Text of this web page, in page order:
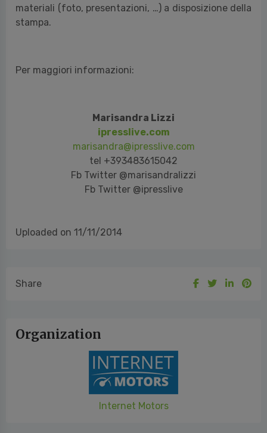
materiali (foto, presentazioni, …) a disposizione della
stampa.
Per maggiori informazioni:
Marisandra Lizzi
ipresslive.com
marisandra@ipresslive.com
tel +393483615042
Fb Twitter @marisandralizzi
Fb Twitter @ipresslive
Uploaded on 11/11/2014
Share
Organization
Internet Motors